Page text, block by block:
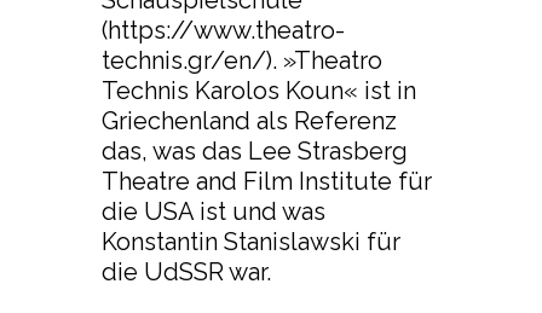
(https://www.theatro-
technis.gr/en/). »Theatro
Technis Karolos Koun« ist in
Griechenland als Referenz
das, was das Lee Strasberg
Theatre and Film Institute für
die USA ist und was
Konstantin Stanislawski für
die UdSSR war.